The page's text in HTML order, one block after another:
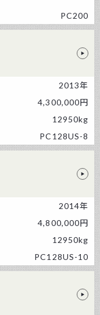
PC200
2013年
4,300,000円
12950kg
PC128US-8
2014年
4,800,000円
12950kg
PC128US-10